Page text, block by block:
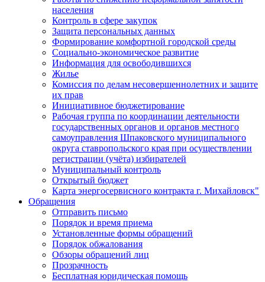
населения
Контроль в сфере закупок
Защита персональных данных
Формирование комфортной городской среды
Социально-экономическое развитие
Информация для освободившихся
Жилье
Комиссия по делам несовершеннолетних и защите
их прав
Инициативное бюджетирование
Рабочая группа по координации деятельности
государственных органов и органов местного
самоуправления Шпаковского муниципального
округа ставропольского края при осуществлении
регистрации (учёта) избирателей
Муниципальный контроль
Открытый бюджет
Карта энергосервисного контракта г. Михайловск"
Обращения
Отправить письмо
Порядок и время приема
Установленные формы обращений
Порядок обжалования
Обзоры обращений лиц
Прозрачность
Бесплатная юридическая помощь